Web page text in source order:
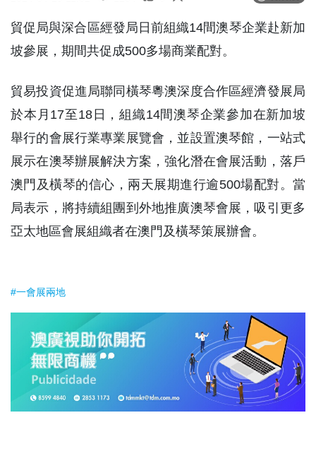
貿促局與深合區經發局日前組織14間澳琴企業赴新加
坡參展，期間共促成500多場商業配對。
貿易投資促進局聯同橫琴粵澳深度合作區經濟發展局
於本月17至18日，組織14間澳琴企業參加在新加坡
舉行的會展行業專業展覽會，並設置澳琴館，一站式
展示在澳琴辦展解決方案，強化潛在會展活動，落戶
澳門及橫琴的信心，兩天展期進行逾500場配對。當
局表示，將持續組團到外地推廣澳琴會展，吸引更多
亞太地區會展組織者在澳門及橫琴策展辦會。
#一會展兩地